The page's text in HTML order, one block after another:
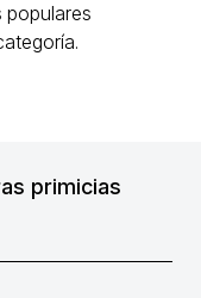
populares
primicias